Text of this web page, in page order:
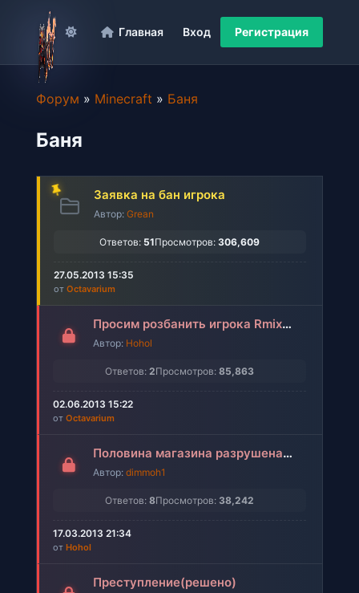
Главная Вход Регистрация
Форум » Minecraft » Баня
Баня
Заявка на бан игрока
Автор: Grean
Ответов: 51Просмотров:306,609
27.05.2013 15:35
от Octavarium
Просим розбанить игрока Rmix and Gree_zlee(разбанены)
Автор: Hohol
Ответов: 2Просмотров: 85,863
02.06.2013 15:22
от Octavarium
Половина магазина разрушена!(решено)
Автор: dimmoh1
Ответов: 8Просмотров: 38,242
17.03.2013 21:34
от Hohol
Преступление(решено)